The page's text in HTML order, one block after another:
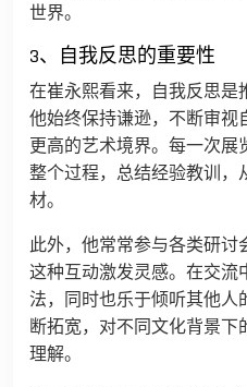
世界。
3、自我反思的重要性
在崔永熙看来，自我反思是
他始终保持谦逊，不断审视
更高的艺术境界。每一次展
整个过程，总结经验教训，
材。
此外，他常常参与各类研讨
这种互动激发灵感。在交流
法，同时也乐于倾听其他人
断拓宽，对不同文化背景下
理解。